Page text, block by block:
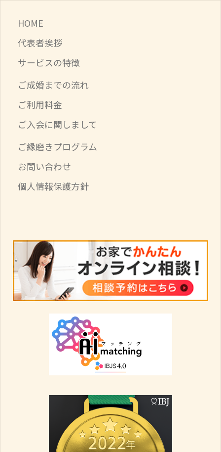
HOME
代表者挨拶
サービスの特徴
ご成婚までの流れ
ご利用料金
ご入会に関しまして
ご縁磨きプログラム
お問い合わせ
個人情報保護方針